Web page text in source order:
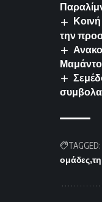
την
TAGGED:
ομάδες τη